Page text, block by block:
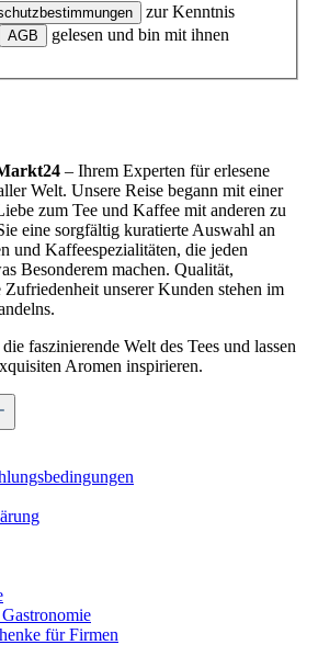
zur Kenntnis
AGB
gelesen und bin mit ihnen
– Ihrem Experten für erlesene
Welt. Unsere Reise begann mit einer
zum Tee und Kaffee mit anderen zu
eine sorgfältig kuratierte Auswahl an
und Kaffeespezialitäten, die jeden
Besonderem machen. Qualität,
unserer Kunden stehen im
faszinierende Welt des Tees und lassen
Aromen inspirieren.
für Firmen